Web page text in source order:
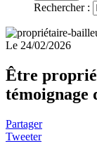
Rechercher :
Le 24/02/2026
Être
témoignage
Partager
Tweeter